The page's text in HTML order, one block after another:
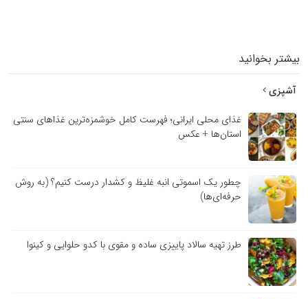
بیشتر بخوانید
آشپزی
غذای محلی ایرانی؛ فهرست کامل خوشمزه‌ترین غذاهای سنتی
استان‌ها + عکس
چطور یک اسموتی انبه غلیظ و کشدار درست کنیم؟ (به روش
حرفه‌ای‌ها)
طرز تهیه سالاد پاییزی ساده و مقوی با کدو حلوایی و کینوا